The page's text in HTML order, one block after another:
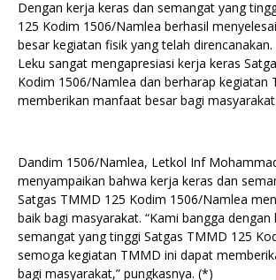
Dengan kerja keras dan semangat yang
125 Kodim 1506/Namlea berhasil
besar kegiatan fisik yang telah
Leku sangat mengapresiasi kerja keras
Kodim 1506/Namlea dan berharap kegiatan
memberikan manfaat besar bagi masyarakat.
Dandim 1506/Namlea, Letkol Inf
menyampaikan bahwa kerja keras dan
Satgas TMMD 125 Kodim 1506/Namlea
baik bagi masyarakat. “Kami bangga dengan
semangat yang tinggi Satgas TMMD 125
semoga kegiatan TMMD ini dapat
bagi masyarakat,” pungkasnya. (*)